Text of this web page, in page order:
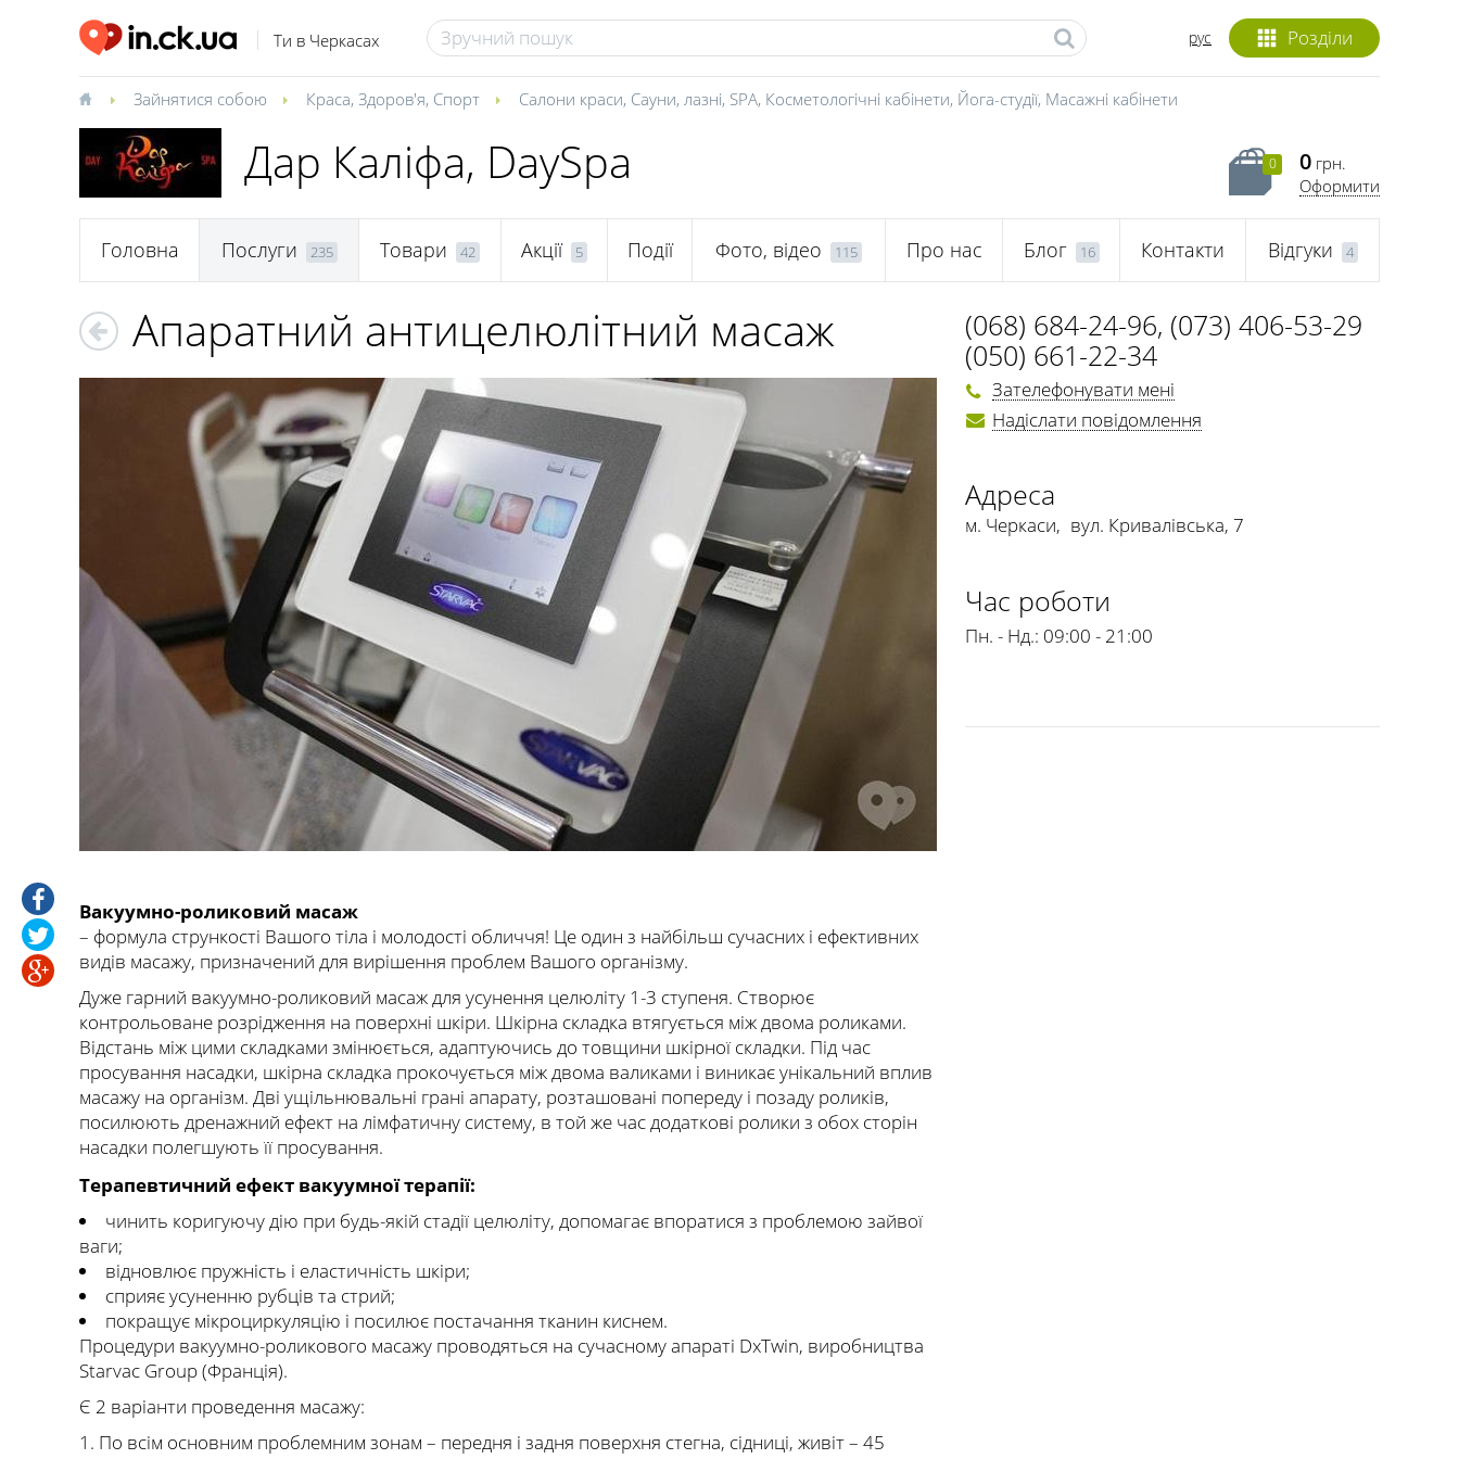
Ти в Черкасах Розділи
рус
Зайнятися собою Краса, Здоров'я, Спорт Салони краси, Сауни, лазні, SPA, Косметологічні кабінети, Йога-студії, Масажні кабінети
Дар Каліфа, DaySpa 0 0 грн.
Оформити
Головна Послуги 235 Товари 42 Акції 5 Події Фото, відео 115 Про нас Блог 16 Контакти Відгуки 4
Апаратний антицелюлітний масаж
Вакуумно-роликовий масаж
– формула стрункості Вашого тіла і молодості обличчя! Це один з найбільш сучасних і ефективних
видів масажу, призначений для вирішення проблем Вашого організму.
Дуже гарний вакуумно-роликовий масаж для усунення целюліту 1-3 ступеня. Створює
контрольоване розрідження на поверхні шкіри. Шкірна складка втягується між двома роликами.
Відстань між цими складками змінюється, адаптуючись до товщини шкірної складки. Під час
просування насадки, шкірна складка прокочується між двома валиками і виникає унікальний вплив
масажу на організм. Дві ущільнювальні грані апарату, розташовані попереду і позаду роликів,
посилюють дренажний ефект на лімфатичну систему, в той же час додаткові ролики з обох сторін
насадки полегшують її просування.
Терапевтичний ефект вакуумної терапії:
чинить коригуючу дію при будь-якій стадії целюліту, допомагає впоратися з проблемою зайвої
ваги;
відновлює пружність і еластичність шкіри;
сприяє усуненню рубців та стрий;
покращує мікроциркуляцію і посилює постачання тканин киснем.
Процедури вакуумно-роликового масажу проводяться на сучасному апараті DxTwin, виробництва
Starvac Group (Франція).
Є 2 варіанти проведення масажу:
1. По всім основним проблемним зонам – передня і задня поверхня стегна, сідниці, живіт – 45
(068) 684-24-96, (073) 406-53-29
(050) 661-22-34
Зателефонувати мені
Надіслати повідомлення
Адреса
м. Черкаси, вул. Кривалівська, 7
Час роботи
Пн. - Нд.: 09:00 - 21:00